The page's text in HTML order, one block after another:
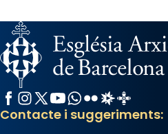
Facebook
Instagram
X / Twitter
YouTube
WhatsApp
FlickrRadio Estel
Contacte i suggeriments: